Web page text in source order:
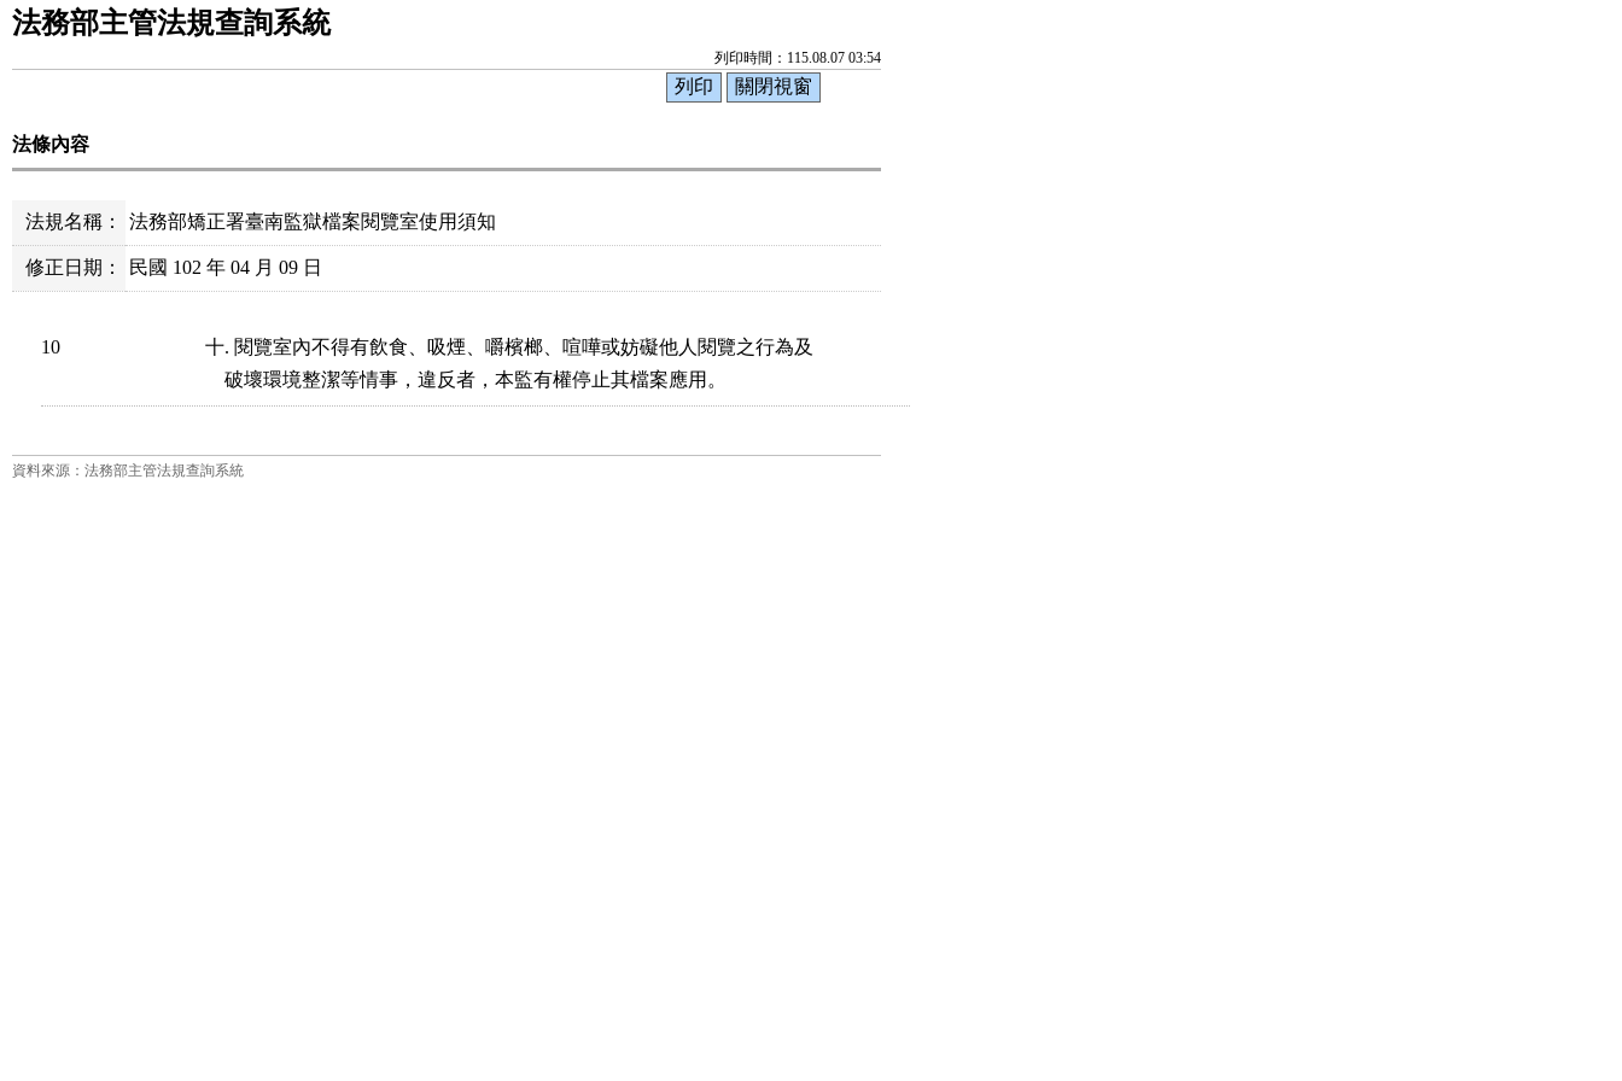
法務部主管法規查詢系統
列印時間：115.08.07 03:54
法條內容
法規名稱： 法務部矯正署臺南監獄檔案閱覽室使用須知
修正日期： 民國 102 年 04 月 09 日
10
十. 閱覽室內不得有飲食、吸煙、嚼檳榔、喧嘩或妨礙他人閱覽之行為及
    破壞環境整潔等情事，違反者，本監有權停止其檔案應用。
資料來源：法務部主管法規查詢系統